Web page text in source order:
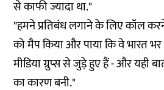
से काफी ज्यादा था."
"हमने प्रतिबंध लगाने के लिए कॉल
को मैप किया और पाया कि वे भारत
मीडिया ग्रुप्स से जुड़े हुए हैं - और यही
का कारण बनी."